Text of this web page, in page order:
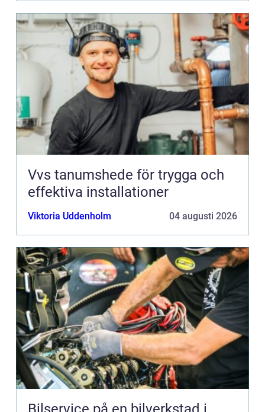
Vvs tanumshede för trygga och
effektiva installationer
Viktoria Uddenholm 04 augusti 2026